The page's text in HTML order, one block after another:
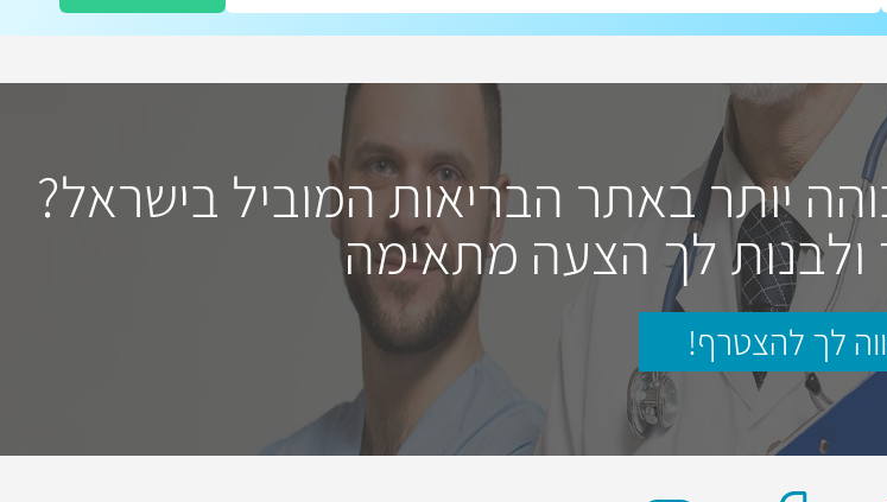
יותר באתר הבריאות המוביל בישראל?
לך הצעה מתאימה
לך להצטרף!